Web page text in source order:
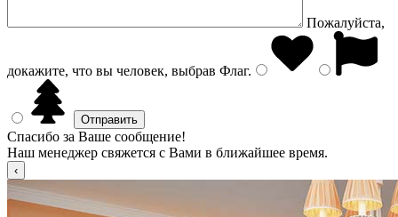
Пожалуйста,
докажите, что вы человек, выбрав Флаг.
Спасибо за Ваше сообщение!
Наш менеджер свяжется с Вами в ближайшее время.